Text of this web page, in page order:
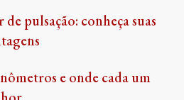
pulsação: conheça suas
e onde cada um